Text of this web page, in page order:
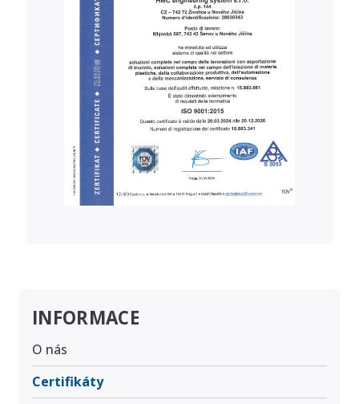
INFORMACE
O nás
Certifikáty